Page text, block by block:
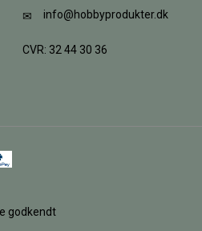
info@hobbyprodukter.dk
CVR: 32 44 30 36
godkendt